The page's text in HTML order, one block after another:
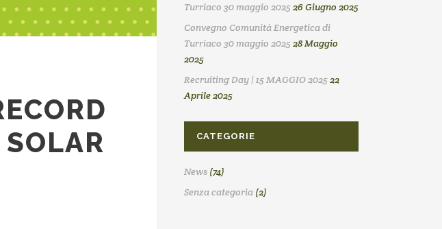
Turriaco 30 maggio 202526 Giugno 2025
Convegno Comunità Energetica di
Turriaco 30 maggio 202528 Maggio
2025
Recruiting Day | 15 MAGGIO 202522
Aprile 2025
CATEGORIE
News (74)
Senza categoria (2)